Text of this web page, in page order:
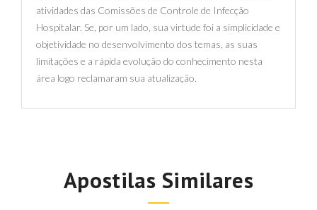
atividades das Comissões de Controle de Infecção
Hospitalar. Se, por um lado, sua virtude foi a simplicidade e
objetividade no desenvolvimento dos temas, as suas
limitações e a rápida evolução do conhecimento nesta
área logo reclamaram sua atualização.
Apostilas Similares